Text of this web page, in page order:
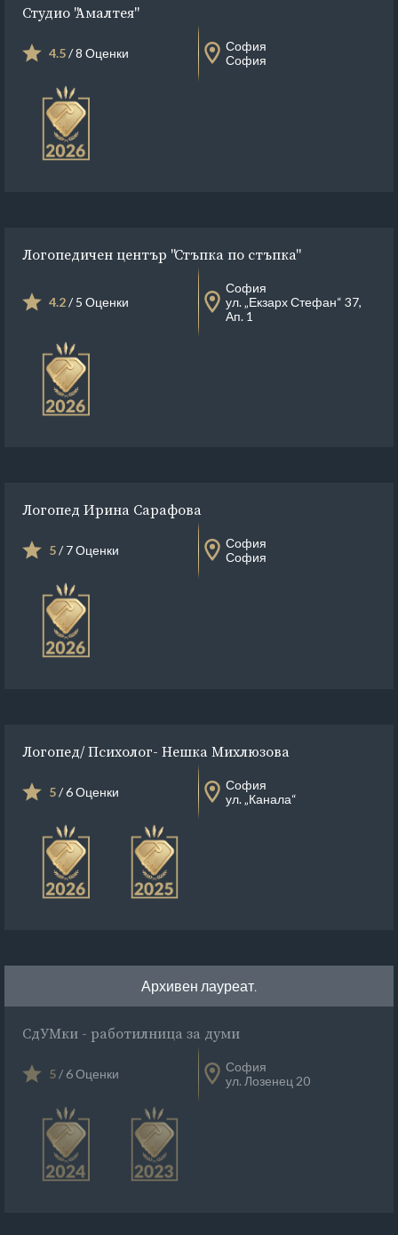
Студио "Амалтея"
4.5/ 8 Оценки
София
София
Логопедичен център "Стъпка по стъпка"
4.2/ 5 Оценки
София
ул. „Екзарх Стефан“ 37,
Ап. 1
Логопед Ирина Сарафова
5/ 7 Оценки
София
София
Логопед/ Психолог- Нешка Михлюзова
5/ 6 Оценки
София
ул. „Канала“
Архивен лауреат.
СдУМки - работилница за думи
5/ 6 Оценки
София
ул. Лозенец 20